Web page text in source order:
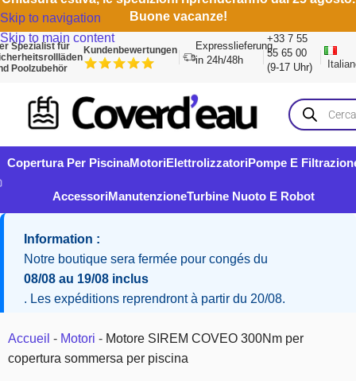
Skip to navigation
Skip to main content
Buone vacanze!
Spezialist für
Poolzubehör
Kundenbewertungen
Expresslieferung
in 24h/48h
+33 7 55
55 65 00
(9-17 Uhr)
Copertura Per PiscinaMotoriElettrolizzatoriPompe E
AccessoriManutenzioneTurbine Nuoto E Robot
Information :
Notre boutique sera fermée pour congés du
08/08 au 19/08 inclus
. Les expéditions reprendront à partir du 20/08.
Accueil - Motori - Motore SIREM COVEO 300Nm per
copertura sommersa per piscina